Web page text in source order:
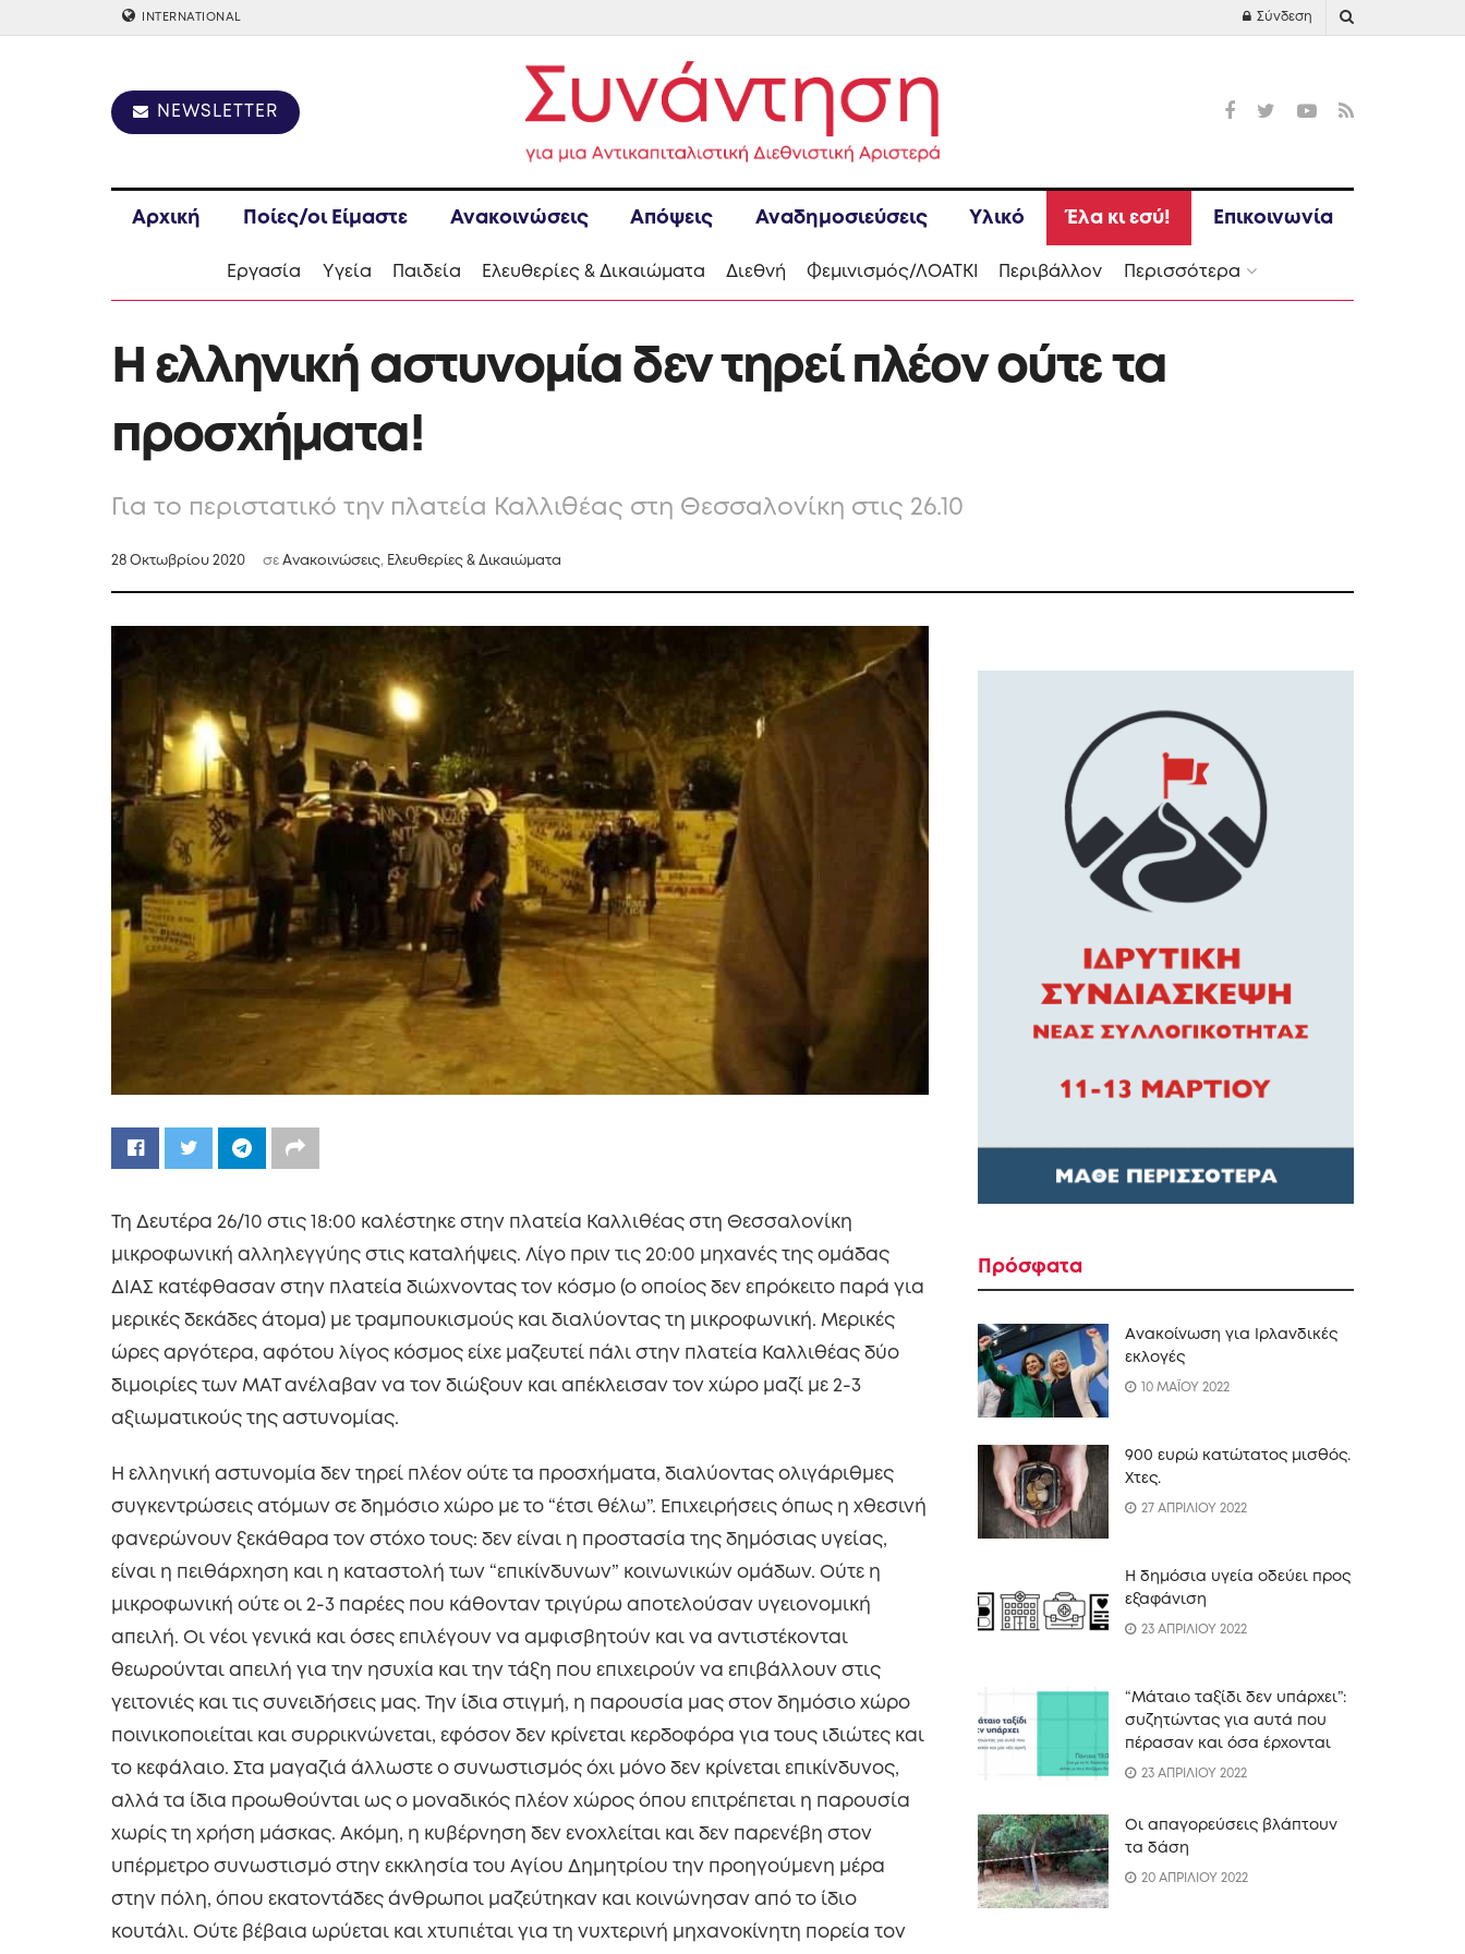
INTERNATIONAL Σύνδεση
NEWSLETTER
Αρχική Ποίες/οι Είμαστε Ανακοινώσεις Απόψεις Αναδημοσιεύσεις Υλικό Έλα κι εσύ! Επικοινωνία
Εργασία Υγεία Παιδεία Ελευθερίες & Δικαιώματα Διεθνή Φεμινισμός/ΛΟΑΤΚΙ Περιβάλλον Περισσότερα
Η ελληνική αστυνομία δεν τηρεί πλέον ούτε τα
προσχήματα!
Για το περιστατικό την πλατεία Καλλιθέας στη Θεσσαλονίκη στις 26.10
28 Οκτωβρίου 2020 σε Ανακοινώσεις, Ελευθερίες & Δικαιώματα
Τη Δευτέρα 26/10 στις 18:00 καλέστηκε στην πλατεία Καλλιθέας στη Θεσσαλονίκη
μικροφωνική αλληλεγγύης στις καταλήψεις. Λίγο πριν τις 20:00 μηχανές της ομάδας
ΔΙΑΣ κατέφθασαν στην πλατεία διώχνοντας τον κόσμο (ο οποίος δεν επρόκειτο παρά για
μερικές δεκάδες άτομα) με τραμπουκισμούς και διαλύοντας τη μικροφωνική. Μερικές
ώρες αργότερα, αφότου λίγος κόσμος είχε μαζευτεί πάλι στην πλατεία Καλλιθέας δύο
διμοιρίες των ΜΑΤ ανέλαβαν να τον διώξουν και απέκλεισαν τον χώρο μαζί με 2-3
αξιωματικούς της αστυνομίας.
Η ελληνική αστυνομία δεν τηρεί πλέον ούτε τα προσχήματα, διαλύοντας ολιγάριθμες
συγκεντρώσεις ατόμων σε δημόσιο χώρο με το “έτσι θέλω”. Επιχειρήσεις όπως η χθεσινή
φανερώνουν ξεκάθαρα τον στόχο τους: δεν είναι η προστασία της δημόσιας υγείας,
είναι η πειθάρχηση και η καταστολή των “επικίνδυνων” κοινωνικών ομάδων. Ούτε η
μικροφωνική ούτε οι 2-3 παρέες που κάθονταν τριγύρω αποτελούσαν υγειονομική
απειλή. Οι νέοι γενικά και όσες επιλέγουν να αμφισβητούν και να αντιστέκονται
θεωρούνται απειλή για την ησυχία και την τάξη που επιχειρούν να επιβάλλουν στις
γειτονιές και τις συνειδήσεις μας. Την ίδια στιγμή, η παρουσία μας στον δημόσιο χώρο
ποινικοποιείται και συρρικνώνεται, εφόσον δεν κρίνεται κερδοφόρα για τους ιδιώτες και
το κεφάλαιο. Στα μαγαζιά άλλωστε ο συνωστισμός όχι μόνο δεν κρίνεται επικίνδυνος,
αλλά τα ίδια προωθούνται ως ο μοναδικός πλέον χώρος όπου επιτρέπεται η παρουσία
χωρίς τη χρήση μάσκας. Ακόμη, η κυβέρνηση δεν ενοχλείται και δεν παρενέβη στον
υπέρμετρο συνωστισμό στην εκκλησία του Αγίου Δημητρίου την προηγούμενη μέρα
στην πόλη, όπου εκατοντάδες άνθρωποι μαζεύτηκαν και κοινώνησαν από το ίδιο
κουτάλι. Ούτε βέβαια ωρύεται και χτυπιέται για τη νυχτερινή μηχανοκίνητη πορεία τον
Πρόσφατα
Ανακοίνωση για Ιρλανδικές
εκλογές
10 ΜΑΪΟΥ 2022
900 ευρώ κατώτατος μισθός.
Xτες.
27 ΑΠΡΙΛΙΟΥ 2022
Η δημόσια υγεία οδεύει προς
εξαφάνιση
23 ΑΠΡΙΛΙΟΥ 2022
“Mάταιο ταξίδι δεν υπάρχει”:
συζητώντας για αυτά που
πέρασαν και όσα έρχονται
23 ΑΠΡΙΛΙΟΥ 2022
Οι απαγορεύσεις βλάπτουν
τα δάση
20 ΑΠΡΙΛΙΟΥ 2022